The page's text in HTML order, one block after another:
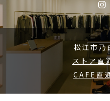
松江市
ストア直
CAFE直